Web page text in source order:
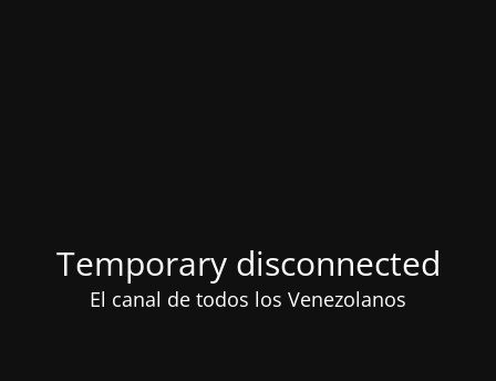
Temporary disconnected
El canal de todos los Venezolanos